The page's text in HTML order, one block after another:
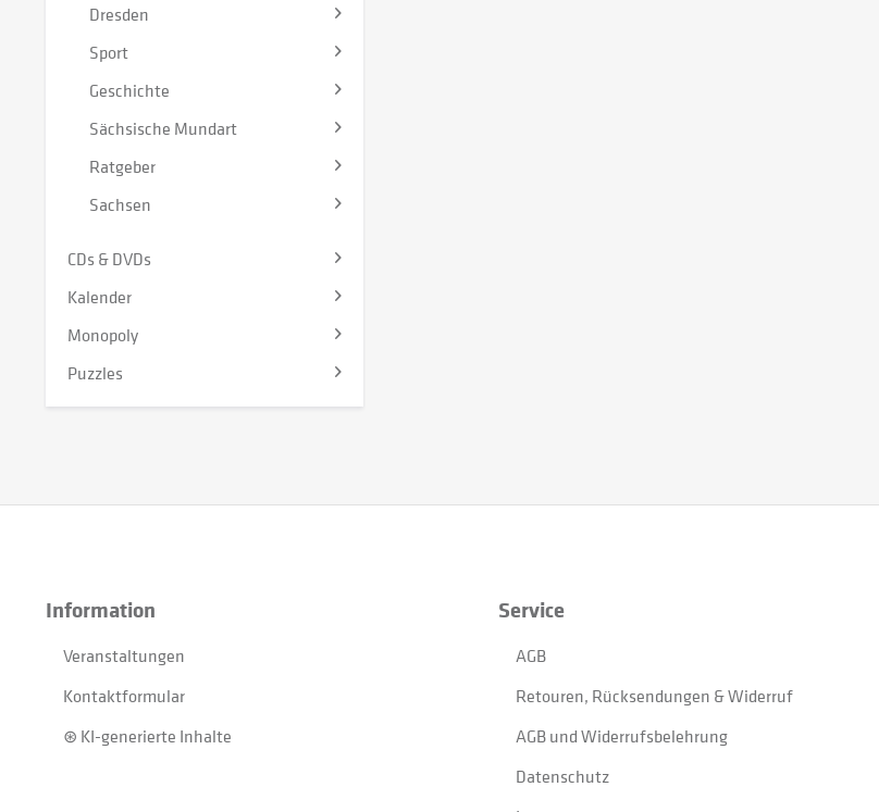
Dresden
Sport
Geschichte
Sächsische Mundart
Ratgeber
Sachsen
CDs & DVDs
Kalender
Monopoly
Puzzles
Information
Veranstaltungen
Kontaktformular
⊛ KI-generierte Inhalte
Service
AGB
Retouren, Rücksendungen & Widerruf
AGB und Widerrufsbelehrung
Datenschutz